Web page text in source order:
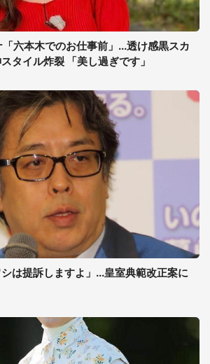
六本木でのお仕事前」...透け感黒スカ
タイル炸裂 「美し過ぎです」
は提訴しますよ」...皇室典範改正案に